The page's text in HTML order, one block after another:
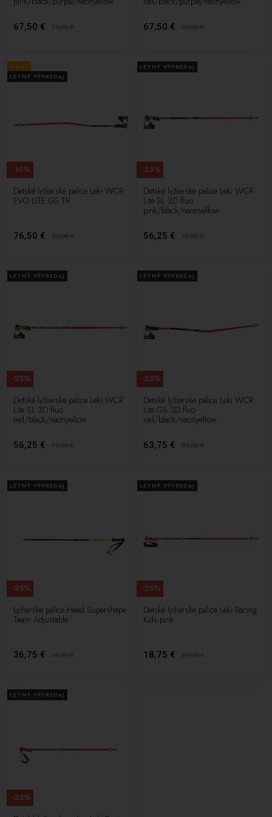
67,50 € 75,00€ 67,50 € 75,00€
NOVÉ
LETNÝ VÝPREDAJ
Detské lyžiarske palice Leki WCR
EVO LITE GS TR
76,50 € 85,00€
-10%
LETNÝ VÝPREDAJ
Detské lyžiarske palice Leki WCR
Lite SL 3D fluo
pink/black/neonyellow
56,25 € 75,00€
-25%
LETNÝ VÝPREDAJ
Detské lyžiarske palice Leki WCR
Lite SL 3D fluo
red/black/neonyellow
56,25 € 75,00€
-25%
LETNÝ VÝPREDAJ
Detské lyžiarske palice Leki WCR
Lite GS 3D fluo
red/black/neonyellow
63,75 € 85,00€
-25%
LETNÝ VÝPREDAJ
Lyžiarske palice Head Supershape
Team Adjustable
36,75 € 49,00€
-25%
LETNÝ VÝPREDAJ
Detské lyžiarske palice Leki Racing
Kids pink
18,75 € 25,00€
-25%
LETNÝ VÝPREDAJ
-25%